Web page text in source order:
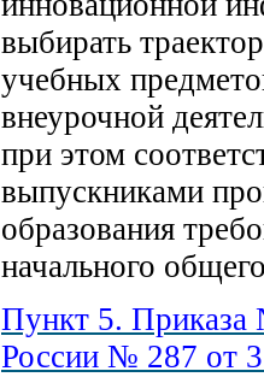
выбирать
учебных
внеурочной
при этом
выпускниками
образования
начального
Пункт 5. Приказа
России № 287 от